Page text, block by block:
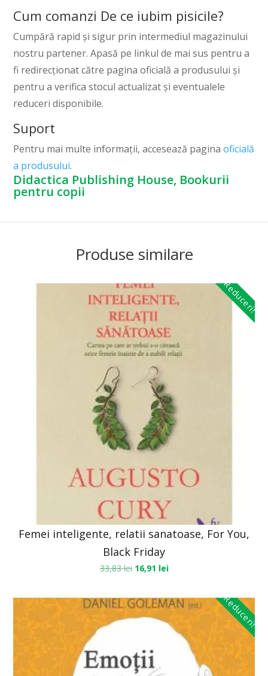
Cum comanzi De ce iubim pisicile?
Cumpără rapid și sigur prin intermediul magazinului
nostru partener. Apasă pe linkul de mai sus pentru a
fi redirecționat către pagina oficială a produsului și
pentru a verifica stocul actualizat și eventualele
reduceri disponibile.
Suport
Pentru mai multe informații, accesează paginaoficială
a produsului.
Didactica Publishing House, Bookurii
pentru copii
Produse similare
Reduceri!
Femei inteligente, relatii sanatoase, For You,
Black Friday
33,83lei 16,91 lei
Reduceri!